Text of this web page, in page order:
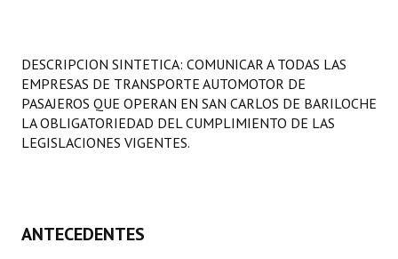
LEGISLACIÓN
Constitución Nacional
Reglamento Interno
DESCRIPCION SINTETICA: COMUNICAR A TODAS LAS
EMPRESAS DE TRANSPORTE AUTOMOTOR DE
PASAJEROS QUE OPERAN EN SAN CARLOS DE BARILOCHE
LA OBLIGATORIEDAD DEL CUMPLIMIENTO DE LAS
LEGISLACIONES VIGENTES.
ANTECEDENTES